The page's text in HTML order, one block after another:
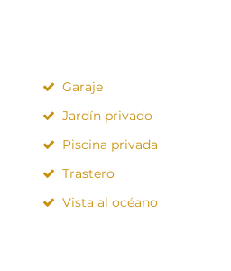
Garaje
Jardín privado
Piscina privada
Trastero
Vista al océano